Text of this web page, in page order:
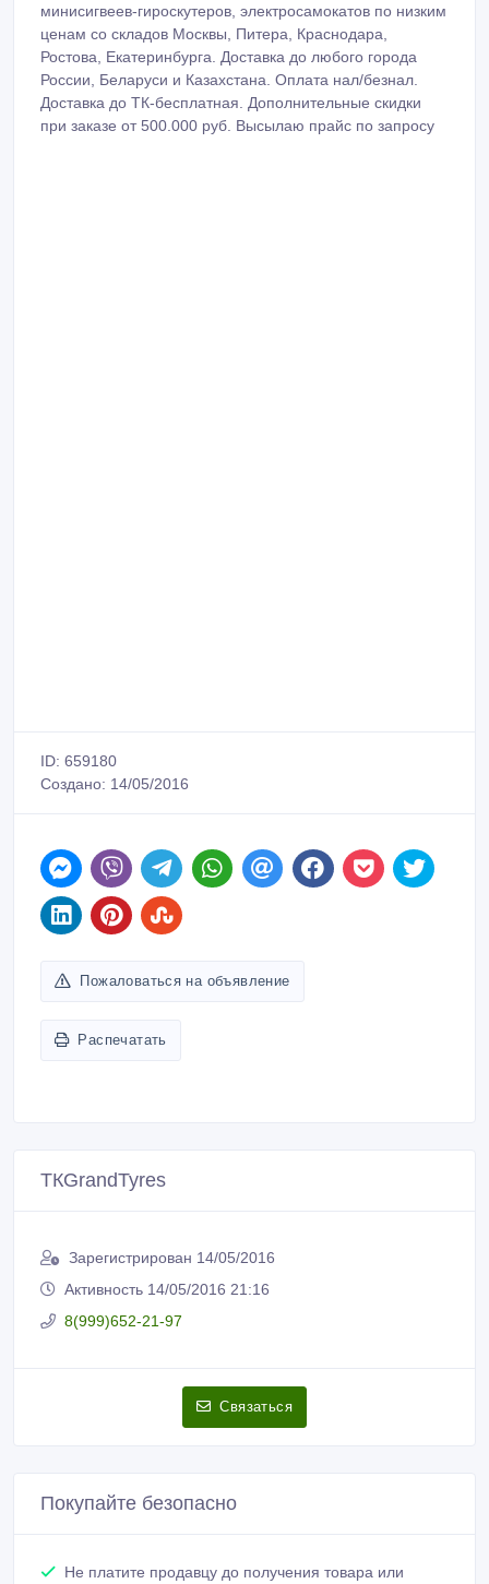
минисигвеев-гироскутеров, электросамокатов по низким
ценам со складов Москвы, Питера, Краснодара,
Ростова, Екатеринбурга. Доставка до любого города
России, Беларуси и Казахстана. Оплата нал/безнал.
Доставка до ТК-бесплатная. Дополнительные скидки
при заказе от 500.000 руб. Высылаю прайс по запросу
ID: 659180
Создано: 14/05/2016
Пожаловаться на объявление
Распечатать
ТКGrandTyres
Зарегистрирован 14/05/2016
Активность 14/05/2016 21:16
8(999)652-21-97
Связаться
Покупайте безопасно
Не платите продавцу до получения товара или